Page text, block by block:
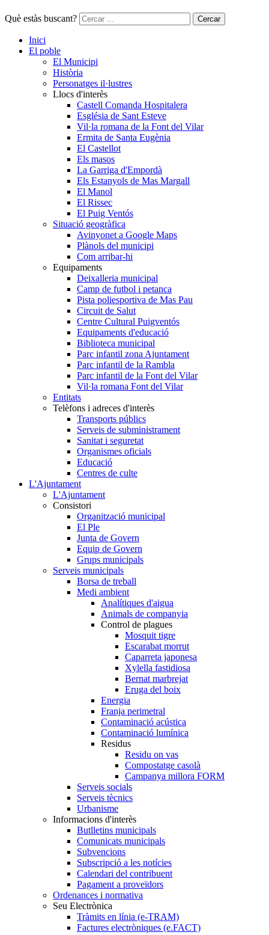
Què estàs buscant? Cercar
Inici
El poble
El Municipi
Història
Personatges il·lustres
Llocs d'interès
Castell Comanda Hospitalera
Església de Sant Esteve
Vil·la romana de la Font del Vilar
Ermita de Santa Eugènia
El Castellot
Els masos
La Garriga d'Empordà
Els Estanyols de Mas Margall
El Manol
El Rissec
El Puig Ventós
Situació geogràfica
Avinyonet a Google Maps
Plànols del municipi
Com arribar-hi
Equipaments
Deixalleria municipal
Camp de futbol i petanca
Pista poliesportiva de Mas Pau
Circuit de Salut
Centre Cultural Puigventós
Equipaments d'educació
Biblioteca municipal
Parc infantil zona Ajuntament
Parc infantil de la Rambla
Parc infantil de la Font del Vilar
Vil·la romana Font del Vilar
Entitats
Telèfons i adreces d'interès
Transports públics
Serveis de subministrament
Sanitat i seguretat
Organismes oficials
Educació
Centres de culte
L'Ajuntament
L'Ajuntament
Consistori
Organització municipal
El Ple
Junta de Govern
Equip de Govern
Grups municipals
Serveis municipals
Borsa de treball
Medi ambient
Analítiques d'aigua
Animals de companyia
Control de plagues
Mosquit tigre
Escarabat morrut
Caparreta japonesa
Xylella fastidiosa
Bernat marbrejat
Eruga del boix
Energia
Franja perimetral
Contaminació acústica
Contaminació lumínica
Residus
Residu on vas
Compostatge casolà
Campanya millora FORM
Serveis socials
Serveis tècnics
Urbanisme
Informacions d'interès
Butlletins municipals
Comunicats municipals
Subvencions
Subscripció a les notícies
Calendari del contribuent
Pagament a proveïdors
Ordenances i normativa
Seu Electrònica
Tràmits en línia (e-TRAM)
Factures electròniques (e.FACT)